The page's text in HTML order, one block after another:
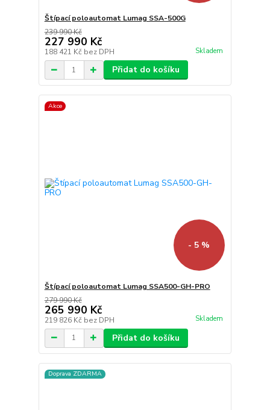
Štípací poloautomat Lumag SSA-500G
239 990 Kč
227 990 Kč
188 421 Kč bez DPH Skladem
Přidat do košíku
Akce
- 5 %
Štípací poloautomat Lumag SSA500-GH-PRO
279 990 Kč
265 990 Kč
219 826 Kč bez DPH Skladem
Přidat do košíku
Doprava ZDARMA